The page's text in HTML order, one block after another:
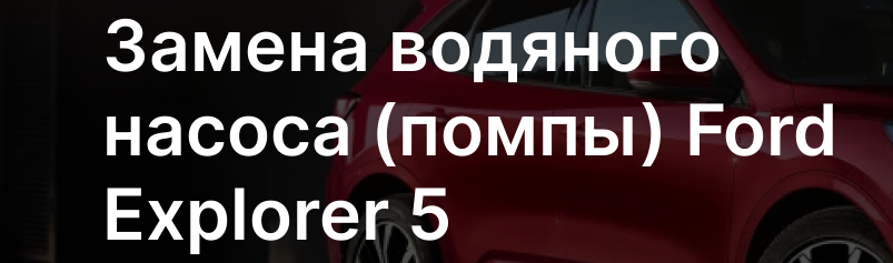
Замена водяного
насоса (помпы) Ford
Explorer 5